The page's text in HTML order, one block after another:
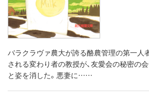
バラクラヴァ農大が誇る酪農管理の第一人
される変わり者の教授が、友愛会の秘密の
と姿を消した。悪妻に……